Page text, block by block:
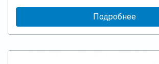
Подробнее